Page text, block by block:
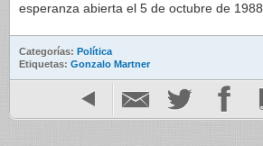
esperanza abierta el 5 de octubre de 1988.
Categorías: Política
Etiquetas: Gonzalo Martner